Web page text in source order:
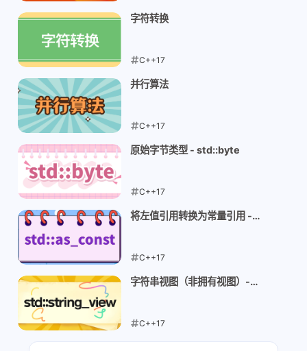
2026-05-12
字符转换
C++17
2026-05-11
并行算法
C++17
2026-05-10
原始字节类型 - std::byte
C++17
2026-05-10
将左值引用转换为常量引用 -
C++17
2026-05-09
字符串视图（非拥有视图）-
C++17
2026-05-09